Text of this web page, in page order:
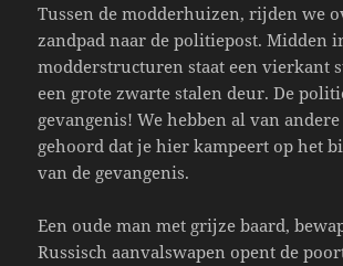
Tussen de modderhuizen, rijden we
zandpad naar de politiepost. Midden
modderstructuren staat een vierkant
een grote zwarte stalen deur. De
gevangenis! We hebben al van
gehoord dat je hier kampeert op het
van de gevangenis.
Een oude man met grijze baard,
Russisch aanvalswapen opent de